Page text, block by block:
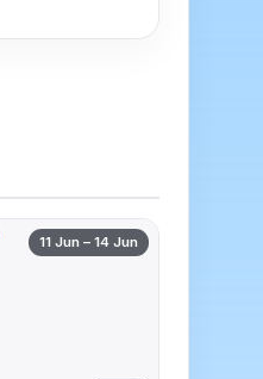
11 Jun – 14 Jun